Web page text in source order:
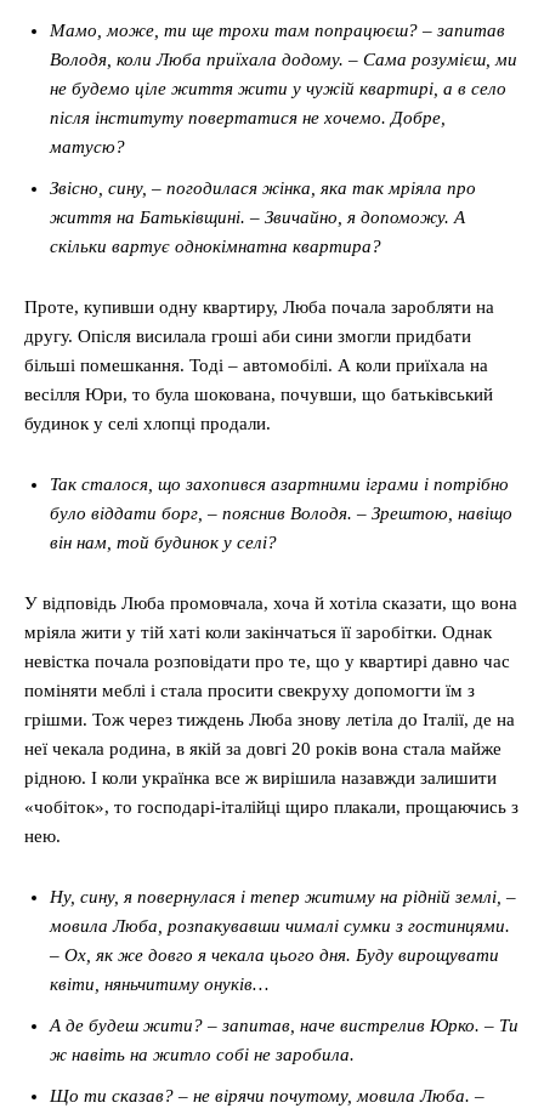
Мамо, може, ти ще трохи там попрацюєш? – запитав
Володя, коли Люба приїхала додому. – Сама розумієш, ми
не будемо ціле життя жити у чужій квартирі, а в село
після інституту повертатися не хочемо. Добре,
матусю?
Звісно, сину, – погодилася жінка, яка так мріяла про
життя на Батьківщині. – Звичайно, я допоможу. А
скільки вартує однокімнатна квартира?
Проте, купивши одну квартиру, Люба почала заробляти на
другу. Опісля висилала гроші аби сини змогли придбати
більші помешкання. Тоді – автомобілі. А коли приїхала на
весілля Юри, то була шокована, почувши, що батьківський
будинок у селі хлопці продали.
Так сталося, що захопився азартними іграми і потрібно
було віддати борг, – пояснив Володя. – Зрештою, навіщо
він нам, той будинок у селі?
У відповідь Люба промовчала, хоча й хотіла сказати, що вона
мріяла жити у тій хаті коли закінчаться її заробітки. Однак
невістка почала розповідати про те, що у квартирі давно час
поміняти меблі і стала просити свекруху допомогти їм з
грішми. Тож через тиждень Люба знову летіла до Італії, де на
неї чекала родина, в якій за довгі 20 років вона стала майже
рідною. І коли українка все ж вирішила назавжди залишити
«чобіток», то господарі-італійці щиро плакали, прощаючись з
нею.
Ну, сину, я повернулася і тепер житиму на рідній землі, –
мовила Люба, розпакувавши чималі сумки з гостинцями.
– Ох, як же довго я чекала цього дня. Буду вирощувати
квіти, няньчитиму онуків…
А де будеш жити? – запитав, наче вистрелив Юрко. – Ти
ж навіть на житло собі не заробила.
Що ти сказав? – не вірячи почутому, мовила Люба. –